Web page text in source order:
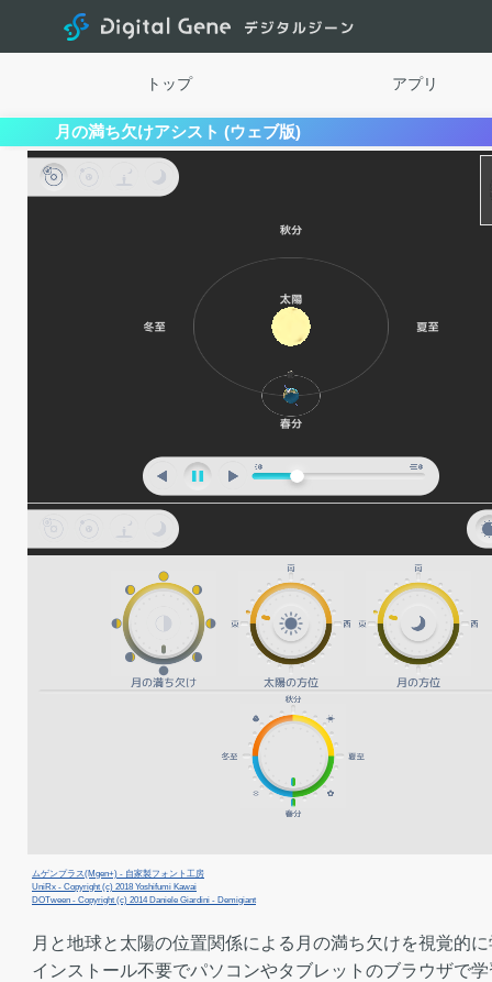
トップ アプリ
月の満ち欠けアシスト (ウェブ版)
ムゲンプラス(Mgen+) - 自家製フォント工房
UniRx - Copyright (c) 2018 Yoshifumi Kawai
DOTween - Copyright (c) 2014 Daniele Giardini - Demigiant
月と地球と太陽の位置関係による月の満ち欠けを視覚的
インストール不要でパソコンやタブレットのブラウザで